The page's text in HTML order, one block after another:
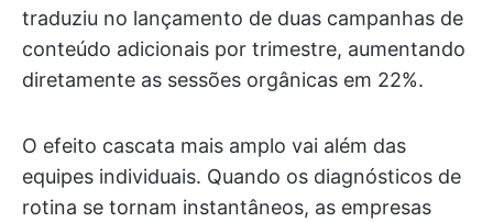
traduziu no lançamento de duas campanhas de
conteúdo adicionais por trimestre, aumentando
diretamente as sessões orgânicas em 22%.
O efeito cascata mais amplo vai além das
equipes individuais. Quando os diagnósticos de
rotina se tornam instantâneos, as empresas